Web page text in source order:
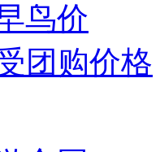
鸟价
团购价格